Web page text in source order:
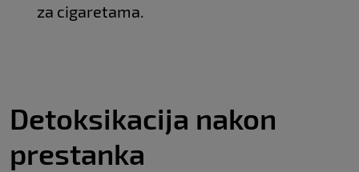
za cigaretama.
Detoksikacija nakon
prestanka